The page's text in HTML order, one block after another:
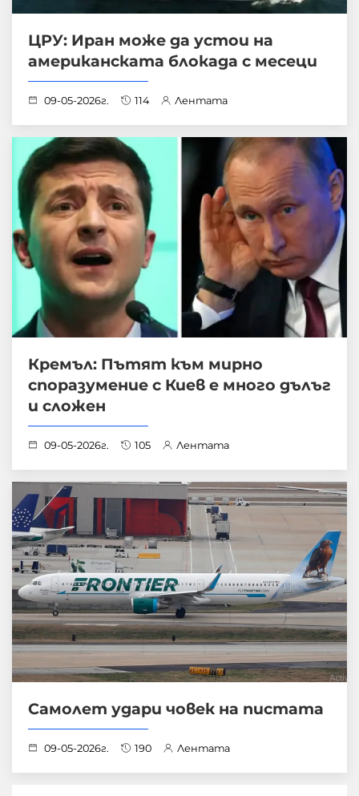
ЦРУ: Иран може да устои на
американската блокада с месеци
09-05-2026г. 114 Лентата
Кремъл: Пътят към мирно
споразумение с Киев е много дълъг
и сложен
09-05-2026г. 105 Лентата
Самолет удари човек на пистата
09-05-2026г. 190 Лентата